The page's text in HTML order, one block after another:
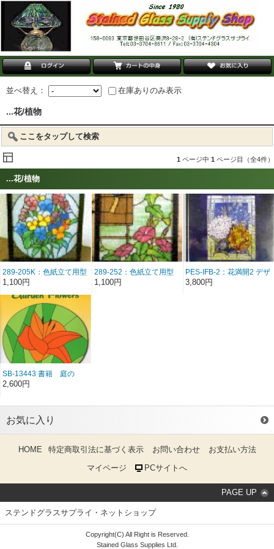
並べ替え： 在庫ありのみ表示
...花/植物
ここをタップして検索
1 ページ中 1 ページ目（全4件）
...花/植物
289-205K：色紙立て用型
紙 パンジー ＊廃番のた
1,100円
289-252：色紙立て用型
紙 朝顔 ＊廃番のため在
1,100円
PES-IFB-2：花満開2 デザ
イン約80集 CD
3,800円
SB-13443 書籍 庭の
花 25集 （薔薇・百合・
ライラック・ひな菊な
2,600円
お気に入り
HOME 特定商取引法に基づく表示 お問い合わせ
お支払い方法
マイページ
PCサイトへ
PAGE UP
ステンドグラスサプライ・ネットショップ
Copyright(C) All Right is Reserved.
Stained Glass Supplies Ltd.